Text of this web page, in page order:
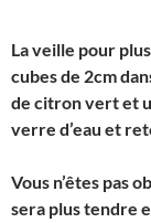
La veille pour
cubes de 2cm
de citron vert et
verre d’eau et
Vous n’êtes pas
sera plus tendre